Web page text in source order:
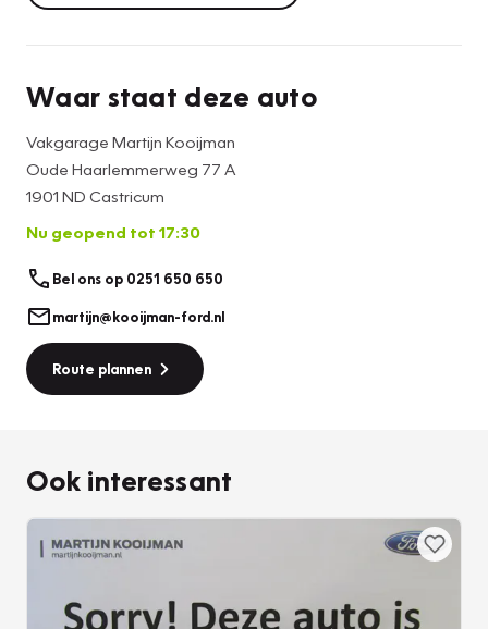
Waar staat deze auto
Vakgarage Martijn Kooijman
Oude Haarlemmerweg 77 A
1901 ND Castricum
Nu geopend tot 17:30
Bel ons op 0251 650 650
martijn@kooijman-ford.nl
Route plannen
Ook interessant